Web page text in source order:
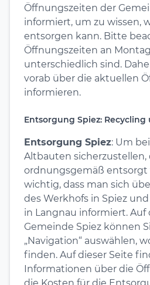
Öffnungszeiten der
informiert, um zu wissen,
entsorgen kann. Bitte
Öffnungszeiten an
unterschiedlich sind.
vorab über die aktuellen
informieren.
Entsorgung Spiez:
Entsorgung Spiez: Um
Altbauten sicherzustellen,
ordnungsgemäß entsorgt
wichtig, dass man sich
des Werkhofs in Spiez
in Langnau informiert. Auf
Gemeinde Spiez können
„Navigation“ auswählen,
finden. Auf dieser Seite
Informationen über die
die Kosten für die